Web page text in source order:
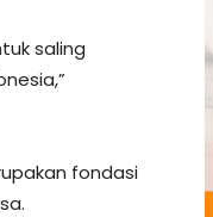
saling
fondasi